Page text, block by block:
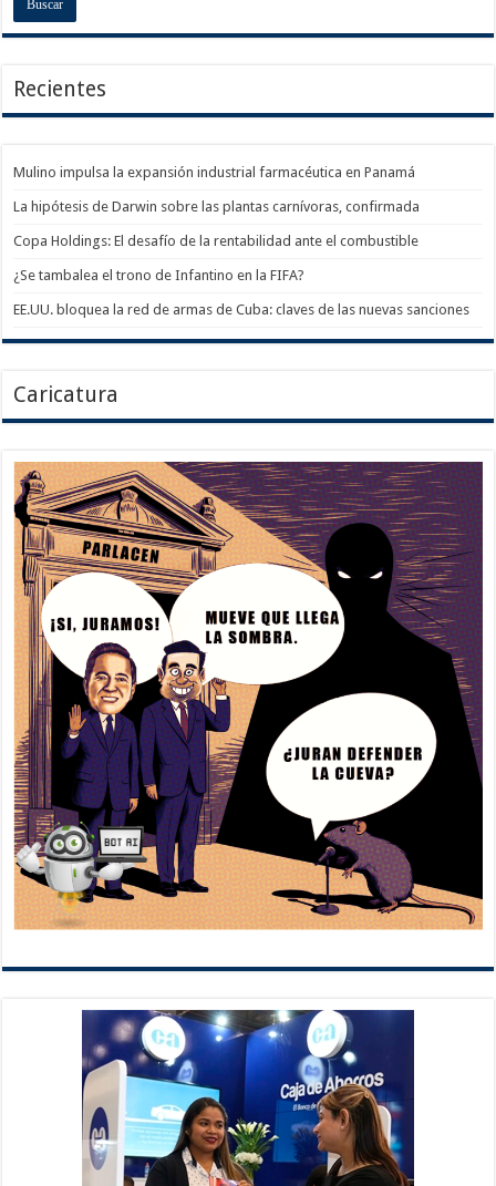
Recientes
Mulino impulsa la expansión industrial farmacéutica en Panamá
La hipótesis de Darwin sobre las plantas carnívoras, confirmada
Copa Holdings: El desafío de la rentabilidad ante el combustible
¿Se tambalea el trono de Infantino en la FIFA?
EE.UU. bloquea la red de armas de Cuba: claves de las nuevas sanciones
Caricatura